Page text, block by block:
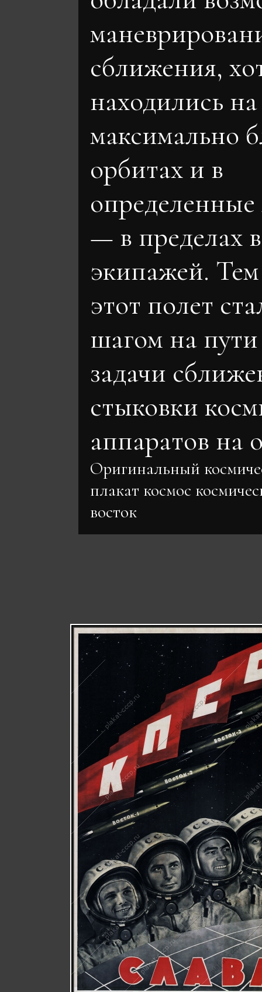
сближения,
находились на
максимально
орбитах и в
— в пределах
экипажей.
этот полет
шагом на
задачи
стыковки
аппаратов на
Оригинальный
плакат космос
восток